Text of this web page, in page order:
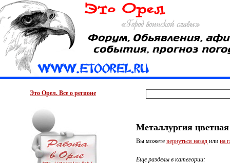
Это Орел. Все о регионе
Металлургия
Вы можете вернуться назад или на
Еще разделы в категории: